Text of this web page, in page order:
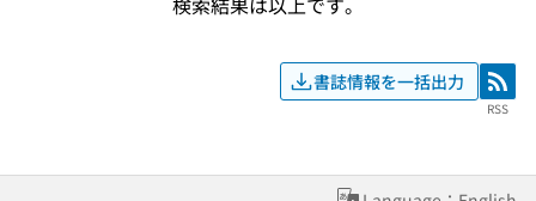
書誌情報を一括出力 RSS
RSS